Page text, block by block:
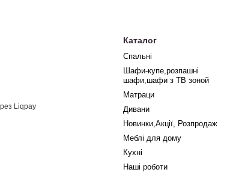
Каталог
Спальні
Шафи-купе,розпашні
шафи,шафи з ТВ зоной
Матраци
Дивани
Новинки,Акції, Розпродаж
Меблі для дому
Кухні
Наші роботи